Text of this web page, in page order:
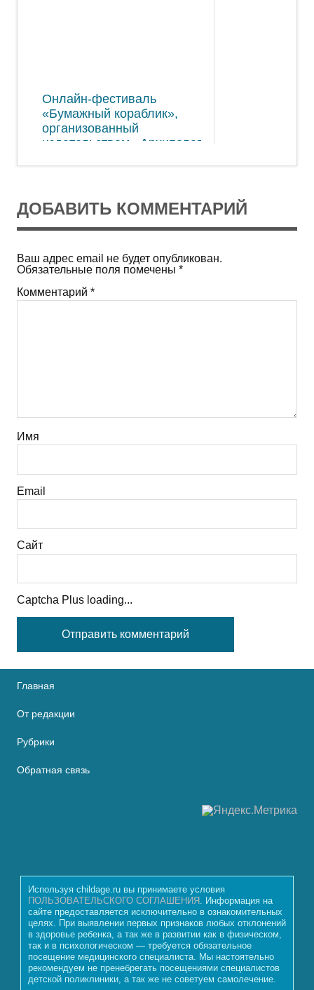
Онлайн-фестиваль
«Бумажный кораблик»,
организованный
издательством «Архипелаг»
ДОБАВИТЬ КОММЕНТАРИЙ
Ваш адрес email не будет опубликован.
Обязательные поля помечены *
Комментарий *
Имя
Email
Сайт
Captcha Plus loading...
Главная
От редакции
Рубрики
Обратная связь
Используя childage.ru вы принимаете условия
ПОЛЬЗОВАТЕЛЬСКОГО СОГЛАШЕНИЯ
. Информация на
сайте предоставляется исключительно в ознакомительных
целях. При выявлении первых признаков любых отклонений
в здоровье ребенка, а так же в развитии как в физическом,
так и в психологическом — требуется обязательное
посещение медицинского специалиста. Мы настоятельно
рекомендуем не пренебрегать посещениями специалистов
детской поликлиники, а так же не советуем самолечение.